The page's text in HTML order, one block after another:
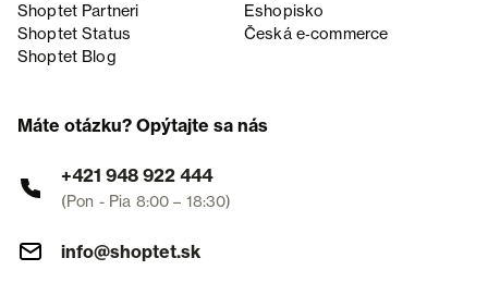
Shoptet Partneri
Eshopisko
Shoptet Status
Česká e‑commerce
Shoptet Blog
Máte otázku? Opýtajte sa nás
+421 948 922 444
(Pon - Pia 8:00 – 18:30)
info@shoptet.sk